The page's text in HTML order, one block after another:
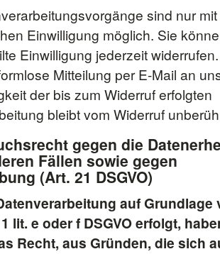
sind nur
Einwilligung möglich. Sie
Einwilligung jederzeit
Mitteilung per E-Mail an
der bis zum Widerruf erfolgten
bleibt vom Widerruf
gegen die
Fällen sowie gegen
(Art. 21 DSGVO)
auf Grundlage
lit. e oder f DSGVO erfolgt,
Recht, aus Gründen, die sich